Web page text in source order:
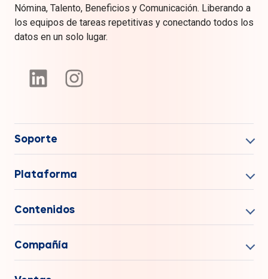
Nómina, Talento, Beneficios y Comunicación. Liberando a
los equipos de tareas repetitivas y conectando todos los
datos en un solo lugar.
Soporte
Plataforma
Contenidos
Compañía